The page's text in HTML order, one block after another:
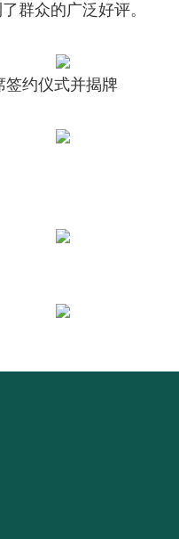
群众的广泛好评。
签约仪式并揭牌